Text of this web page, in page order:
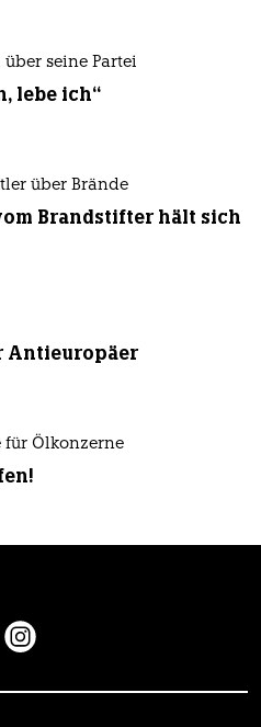
über seine Partei
lebe ich“
über Brände
Brandstifter hält sich
Antieuropäer
für Ölkonzerne